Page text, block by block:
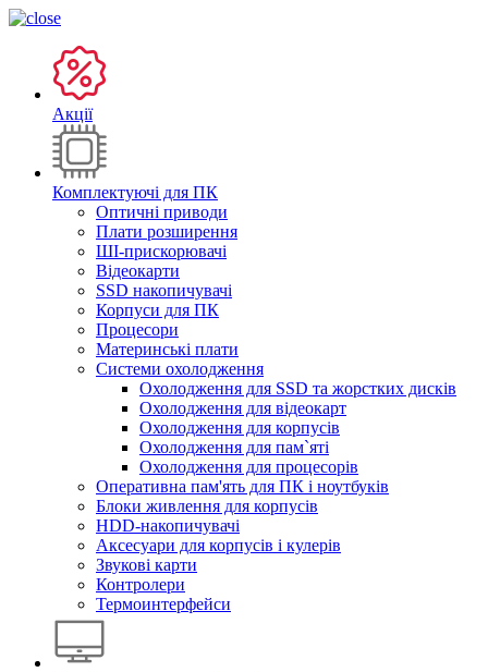
Акції
Комплектуючі для ПК
Оптичні приводи
Плати розширення
ШІ-прискорювачі
Відеокарти
SSD накопичувачі
Корпуси для ПК
Процесори
Материнські плати
Системи охолодження
Охолодження для SSD та жорстких дисків
Охолодження для відеокарт
Охолодження для корпусів
Охолодження для пам`яті
Охолодження для процесорів
Оперативна пам'ять для ПК і ноутбуків
Блоки живлення для корпусів
HDD-накопичувачі
Аксесуари для корпусів і кулерів
Звукові карти
Контролери
Термоинтерфейси